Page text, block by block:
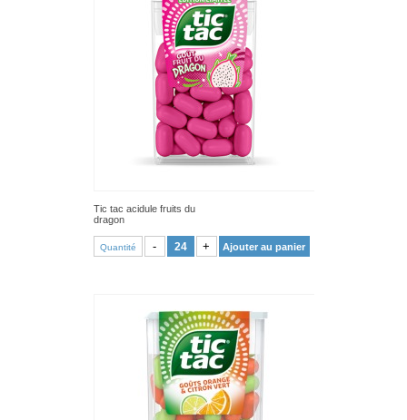
Tic tac acidule fruits du
dragon
Quantité - + Ajouter au panier